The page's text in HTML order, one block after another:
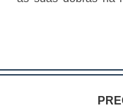
Das mais criativas